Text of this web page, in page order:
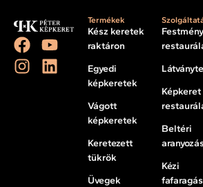
Termékek
Kész keretek
raktáron
Egyedi
képkeretek
Vágott
képkeretek
Keretezett
tükrök
Üvegek
Festmény
Képkeret
Beltéri
Kézi
fafaragás